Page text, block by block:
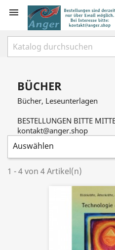

BÜCHER
Bücher, Leseunterlagen
BESTELLUNGEN BITTE
kontakt@anger.shop
Auswählen
1 - 4 von 4 Artikel(n)